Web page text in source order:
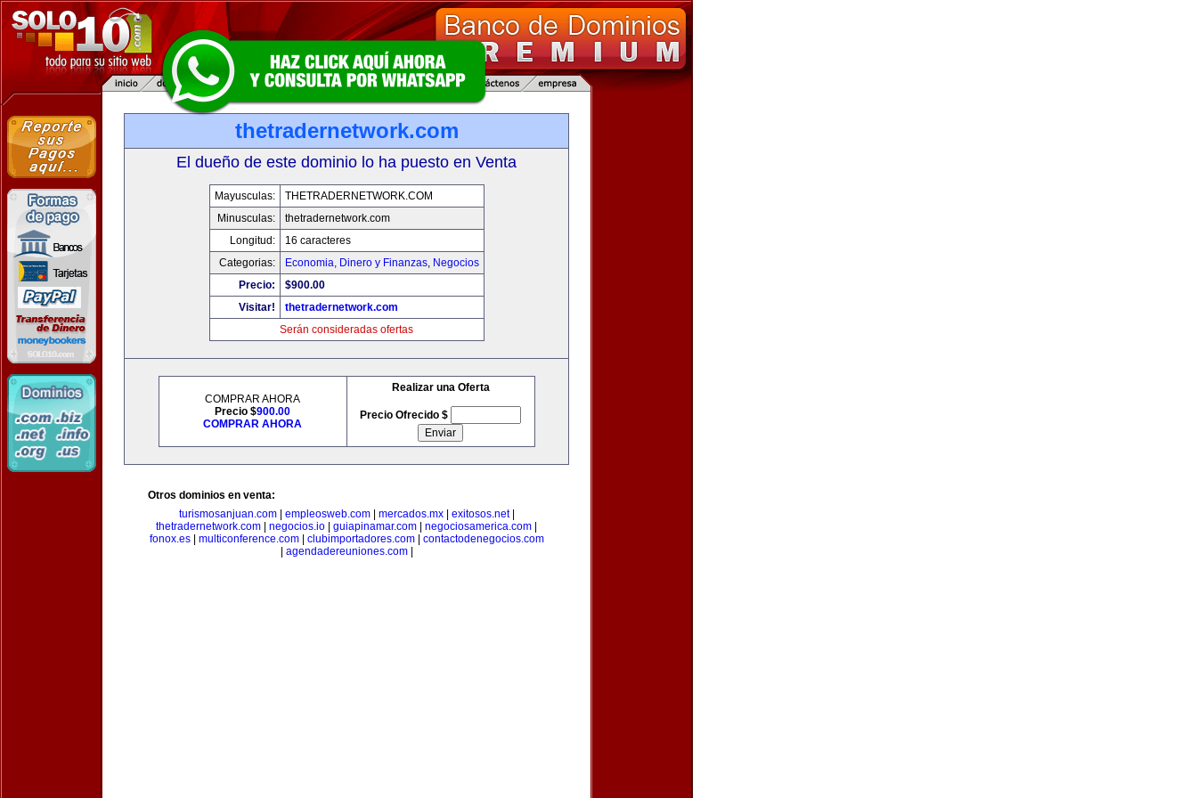
thetradernetwork.com
El dueño de este dominio lo ha puesto en Venta
Mayusculas:
THETRADERNETWORK.COM
Minusculas:
thetradernetwork.com
Longitud:
16 caracteres
Categorias:
Economia, Dinero y Finanzas, Negocios
Precio:
$900.00
Visitar!
thetradernetwork.com
Serán consideradas ofertas
COMPRAR AHORA
Precio $900.00
COMPRAR AHORA
Realizar una Oferta
Precio Ofrecido $
Otros dominios en venta:
turismosanjuan.com| empleosweb.com| mercados.mx| exitosos.net|
thetradernetwork.com
negocios.io guiapinamar.com negociosamerica.com
fonox.es| multiconference.com| clubimportadores.com| contactodenegocios.com
agendadereuniones.com|